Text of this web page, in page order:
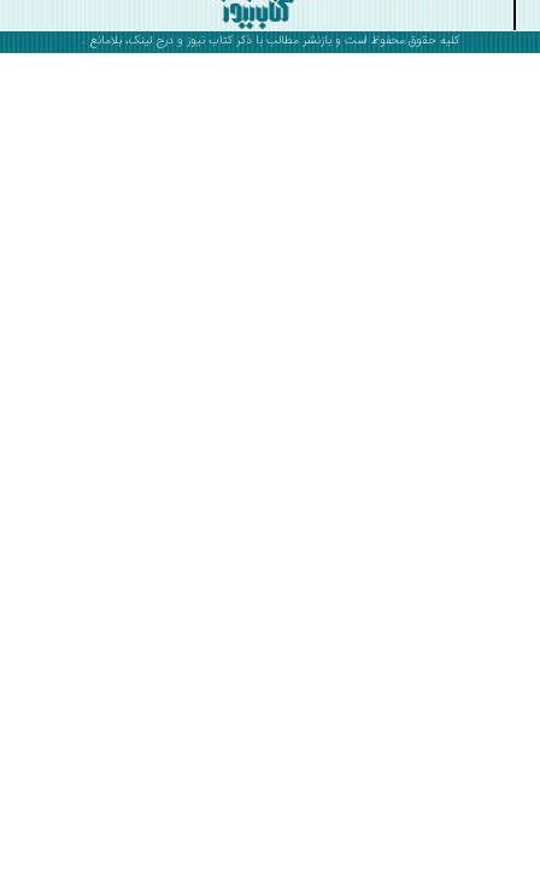
کلیه حقوق محفوظ است و بازنشر مطالب با ذکرکتاب نیوزو درج لینک، بلامانع .